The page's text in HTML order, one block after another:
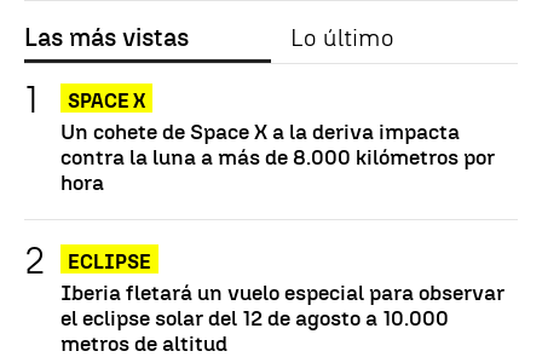
Las más vistas Lo último
SPACE X
Un cohete de Space X a la deriva impacta
contra la luna a más de 8.000 kilómetros por
hora
ECLIPSE
Iberia fletará un vuelo especial para observar
el eclipse solar del 12 de agosto a 10.000
metros de altitud